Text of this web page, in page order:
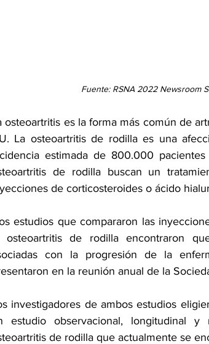
Fuente: RSNA 2022 Newsroom
osteoartritis es la forma más común de
La osteoartritis de rodilla es una
estimada de 800.000
de rodilla buscan un
de corticosteroides o ácido
estudios que compararon las
osteoartritis de rodilla encontraron
con la progresión de la
en la reunión anual de la
investigadores de ambos estudios
estudio observacional, longitudinal
de rodilla que actualmente se